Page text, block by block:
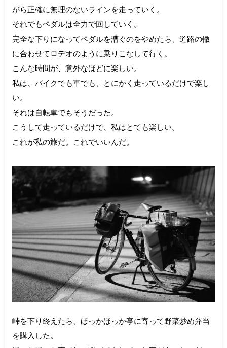
がら正確に無理のないラインを走っていく。
それでもペダルは全力で回していく。
完全な下りになってペダルを漕ぐのをやめたら、道路の轍
に合わせてロデオのように乗りこなして行く。
こんな時間が、意外なほどに楽しい。
私は、バイクでも車でも、とにかく走っているだけで楽し
い。
それは自転車でもそうだった。
こうして走っているだけで、私はとても楽しい。
これが私の旅だ。これでいいんだ。
峠を下り終えたら、ほっかほっか亭に寄って野菜炒め弁当
を購入した。